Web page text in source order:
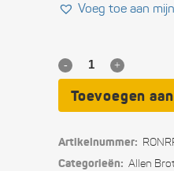
Voeg toe aan
RVS
Inglefield
vlaggelijn
Toevoegen
Artikelnummer:
Categorieën: Allen